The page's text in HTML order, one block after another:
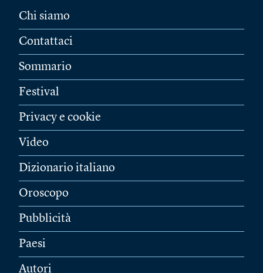
Chi siamo
Contattaci
Sommario
Festival
Privacy e cookie
Video
Dizionario italiano
Oroscopo
Pubblicità
Paesi
Autori